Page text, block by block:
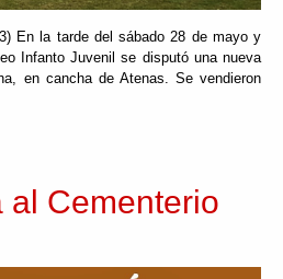
En la tarde del sábado 28 de mayo y
Infanto Juvenil se disputó una nueva
en cancha de Atenas. Se vendieron
al Cementerio